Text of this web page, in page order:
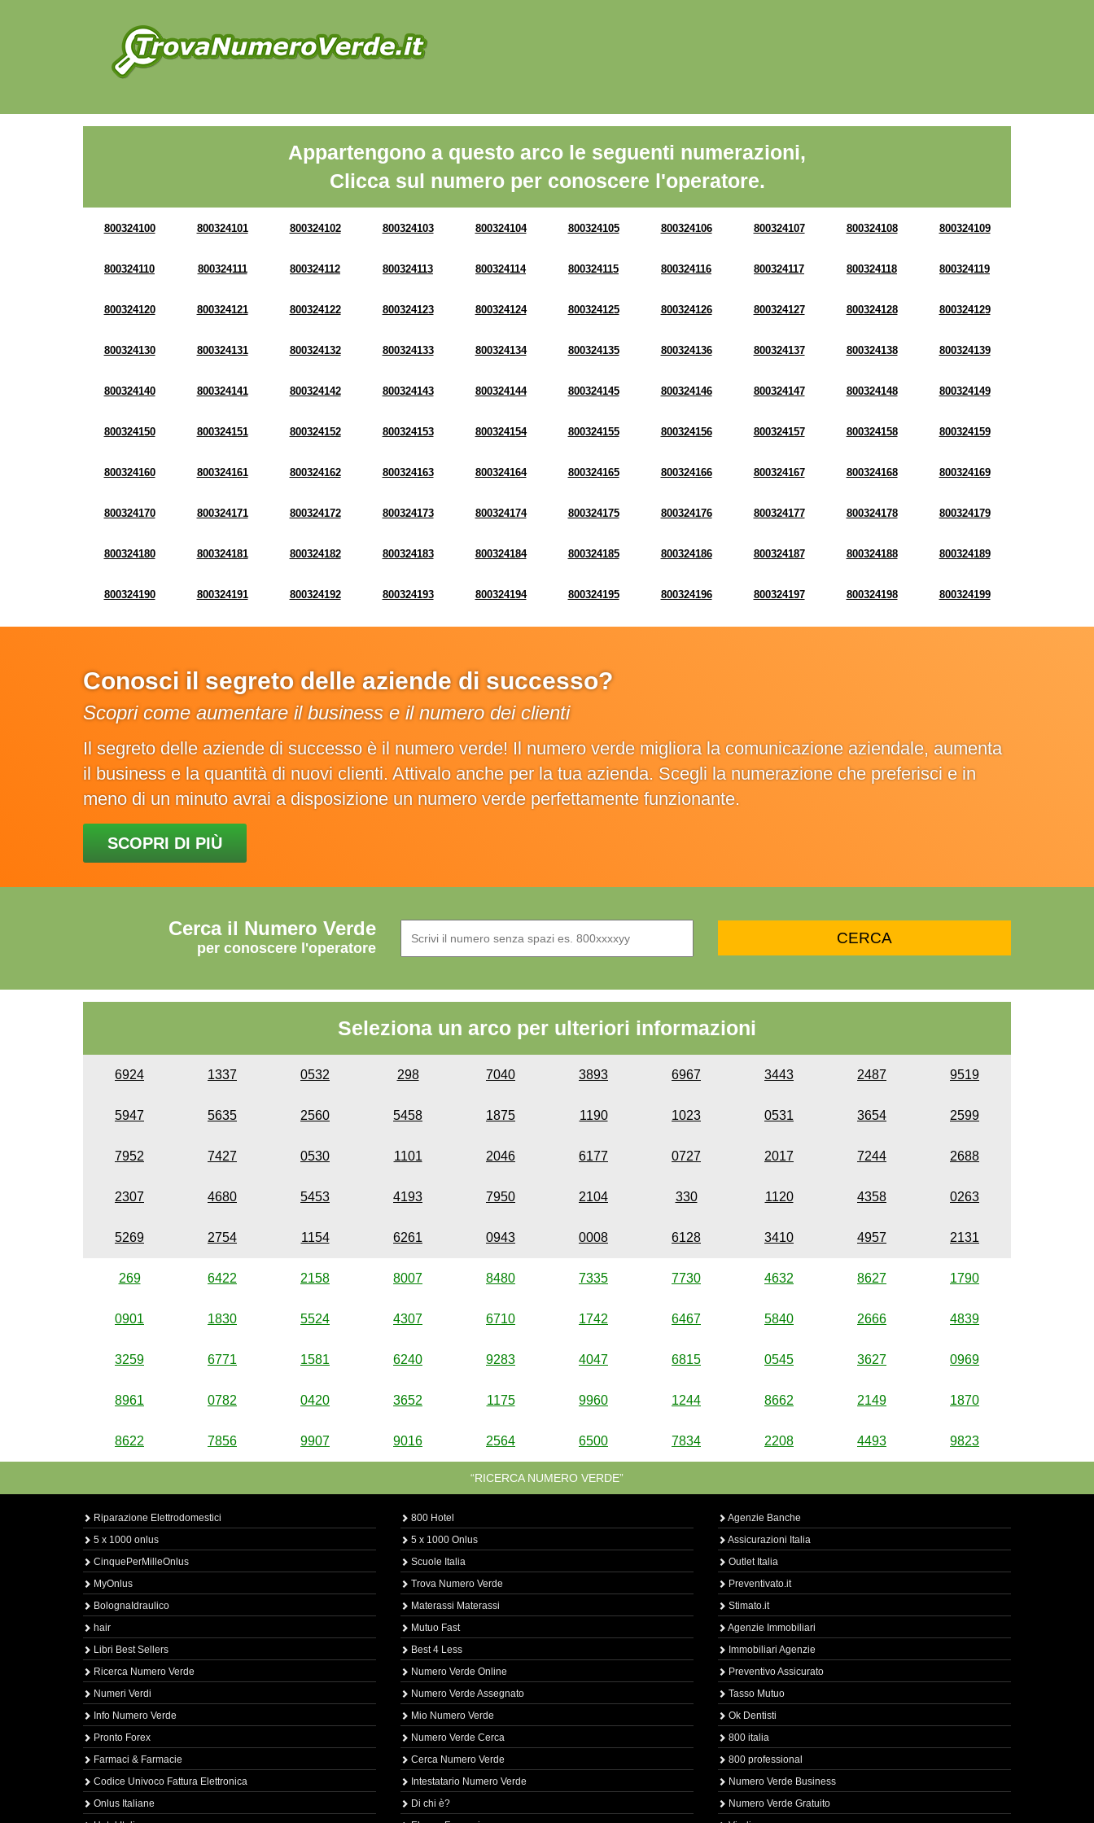
Appartengono a questo arco le seguenti numerazioni,
Clicca sul numero per conoscere l'operatore.
800324100 800324101 800324102 800324103 800324104 800324105 800324106 800324107 800324108 800324109
800324110 800324111 800324112 800324113 800324114 800324115 800324116 800324117 800324118 800324119
800324120 800324121 800324122 800324123 800324124 800324125 800324126 800324127 800324128 800324129
800324130 800324131 800324132 800324133 800324134 800324135 800324136 800324137 800324138 800324139
800324140 800324141 800324142 800324143 800324144 800324145 800324146 800324147 800324148 800324149
800324150 800324151 800324152 800324153 800324154 800324155 800324156 800324157 800324158 800324159
800324160 800324161 800324162 800324163 800324164 800324165 800324166 800324167 800324168 800324169
800324170 800324171 800324172 800324173 800324174 800324175 800324176 800324177 800324178 800324179
800324180 800324181 800324182 800324183 800324184 800324185 800324186 800324187 800324188 800324189
800324190 800324191 800324192 800324193 800324194 800324195 800324196 800324197 800324198 800324199
Conosci il segreto delle aziende di successo?
Scopri come aumentare il business e il numero dei clienti
Il segreto delle aziende di successo è il numero verde! Il numero verde migliora la comunicazione aziendale, aumenta
il business e la quantità di nuovi clienti. Attivalo anche per la tua azienda. Scegli la numerazione che preferisci e in
meno di un minuto avrai a disposizione un numero verde perfettamente funzionante.
SCOPRI DI PIÙ
Cerca il Numero Verde
per conoscere l'operatore
Seleziona un arco per ulteriori informazioni
6924 1337 0532 298 7040 3893 6967 3443 2487 9519
5947 5635 2560 5458 1875 1190 1023 0531 3654 2599
7952 7427 0530 1101 2046 6177 0727 2017 7244 2688
2307 4680 5453 4193 7950 2104 330 1120 4358 0263
5269 2754 1154 6261 0943 0008 6128 3410 4957 2131
269 6422 2158 8007 8480 7335 7730 4632 8627 1790
0901 1830 5524 4307 6710 1742 6467 5840 2666 4839
3259 6771 1581 6240 9283 4047 6815 0545 3627 0969
8961 0782 0420 3652 1175 9960 1244 8662 2149 1870
8622 7856 9907 9016 2564 6500 7834 2208 4493 9823
“RICERCA NUMERO VERDE”
Riparazione Elettrodomestici
5 x 1000 onlus
CinquePerMilleOnlus
MyOnlus
BolognaIdraulico
hair
Libri Best Sellers
Ricerca Numero Verde
Numeri Verdi
Info Numero Verde
Pronto Forex
Farmaci & Farmacie
Codice Univoco Fattura Elettronica
Onlus Italiane
800 Hotel
5 x 1000 Onlus
Scuole Italia
Trova Numero Verde
Materassi Materassi
Mutuo Fast
Best 4 Less
Numero Verde Online
Numero Verde Assegnato
Mio Numero Verde
Numero Verde Cerca
Cerca Numero Verde
Intestatario Numero Verde
Di chi è?
Agenzie Banche
Assicurazioni Italia
Outlet Italia
Preventivato.it
Stimato.it
Agenzie Immobiliari
Immobiliari Agenzie
Preventivo Assicurato
Tasso Mutuo
Ok Dentisti
800 italia
800 professional
Numero Verde Business
Numero Verde Gratuito